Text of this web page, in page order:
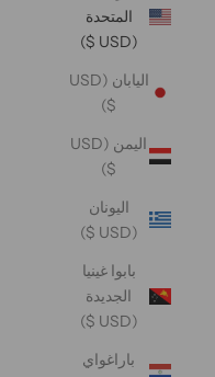
المتحدة
(USD $)
اليابان (USD
$)
اليمن (USD
$)
اليونان
(USD $)
بابوا غينيا
الجديدة
(USD $)
باراغواي